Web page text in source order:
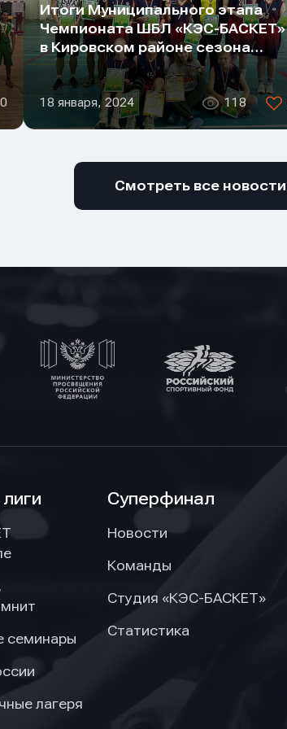
0
Итоги Муниципального этапа
Чемпионата ШБЛ «КЭС-БАСКЕТ»
в Кировском районе сезона…
18 января, 2024 118
Смотреть все новости
семинары
лагеря
Суперфинал
Новости
Команды
Студия «КЭС-БАСКЕТ»
Статистика